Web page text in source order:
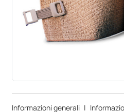
Informazioni generali |